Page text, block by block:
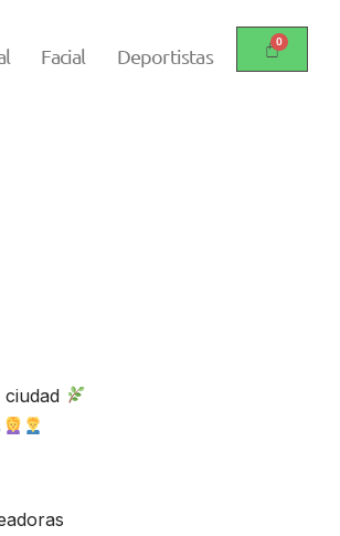
Facial Deportistas